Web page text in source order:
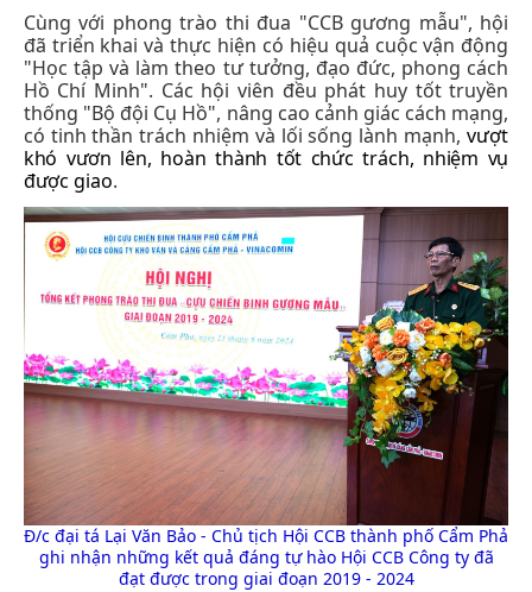
Cùng với phong trào thi đua "CCB gương mẫu", hội
đã triển khai và thực hiện có hiệu quả cuộc vận động
"Học tập và làm theo tư tưởng, đạo đức, phong cách
Hồ Chí Minh". Các hội viên đều phát huy tốt truyền
thống "Bộ đội Cụ Hồ", nâng cao cảnh giác cách mạng,
có tinh thần trách nhiệm và lối sống lành mạnh, vượt
khó vươn lên, hoàn thành tốt chức trách, nhiệm vụ
được giao.
Đ/c đại tá Lại Văn Bảo - Chủ tịch Hội CCB thành phố Cẩm Phả
ghi nhận những kết quả đáng tự hào Hội CCB Công ty đã
đạt được trong giai đoạn 2019 - 2024